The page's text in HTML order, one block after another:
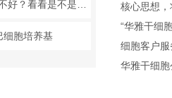
细胞培养基
核心思想
“华雅干细
细胞客户
华雅干细